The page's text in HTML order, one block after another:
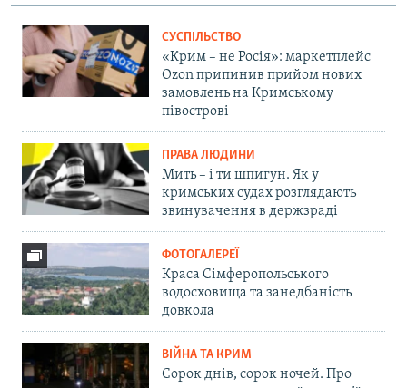
СУСПІЛЬСТВО
«Крим – не Росія»: маркетплейс
Ozon припинив прийом нових
замовлень на Кримському
півострові
ПРАВА ЛЮДИНИ
Мить – і ти шпигун. Як у
кримських судах розглядають
звинувачення в держзраді
ФОТОГАЛЕРЕЇ
Краса Сімферопольського
водосховища та занедбаність
довкола
ВІЙНА ТА КРИМ
Сорок днів, сорок ночей. Про